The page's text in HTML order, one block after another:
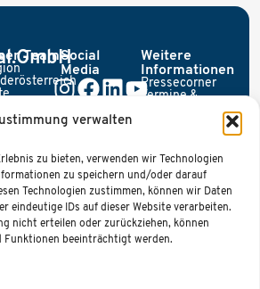
verwalten
zu bieten, verwenden wir Technologien
zu speichern und/oder darauf
Technologien zustimmen, können wir Daten
eindeutige IDs auf dieser Website verarbeiten.
nicht erteilen oder zurückziehen, können
Funktionen beeinträchtigt werden.
TeamSocial
Media
Impressum
Datenschutzerklärung
Barrierefreiheit
Weitere
Informationen
Pressecorner
Termine &
Veranstaltungen
Partner
ÖV-
Routenplaner